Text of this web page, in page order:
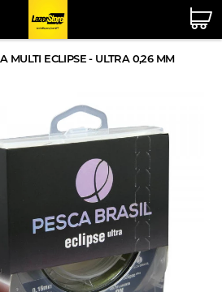
MULTI ECLIPSE - ULTRA 0,26 MM